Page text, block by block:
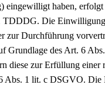
eingewilligt haben,
TDDDG. Die
zur Durchführung
Grundlage des Art. 6
diese zur Erfüllung
Abs. 1 lit. c DSGVO. Die